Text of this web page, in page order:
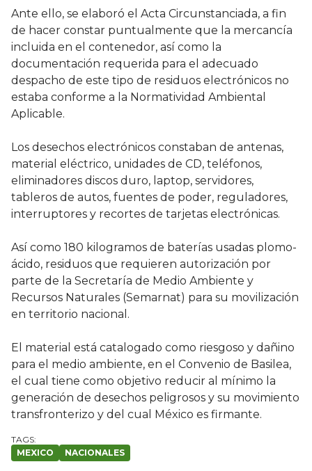
Ante ello, se elaboró el Acta Circunstanciada, a fin
de hacer constar puntualmente que la mercancía
incluida en el contenedor, así como la
documentación requerida para el adecuado
despacho de este tipo de residuos electrónicos no
estaba conforme a la Normatividad Ambiental
Aplicable.
Los desechos electrónicos constaban de antenas,
material eléctrico, unidades de CD, teléfonos,
eliminadores discos duro, laptop, servidores,
tableros de autos, fuentes de poder, reguladores,
interruptores y recortes de tarjetas electrónicas.
Así como 180 kilogramos de baterías usadas plomo-
ácido, residuos que requieren autorización por
parte de la Secretaría de Medio Ambiente y
Recursos Naturales (Semarnat) para su movilización
en territorio nacional.
El material está catalogado como riesgoso y dañino
para el medio ambiente, en el Convenio de Basilea,
el cual tiene como objetivo reducir al mínimo la
generación de desechos peligrosos y su movimiento
transfronterizo y del cual México es firmante.
MEXICO NACIONALES